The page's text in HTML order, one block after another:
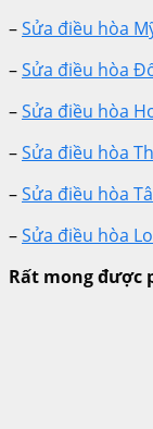
–Sửa điều hòa
–Sửa điều hòa
–Sửa điều hòa
–Sửa điều hòa
–Sửa điều hòa
–Sửa điều hòa
Rất mong được